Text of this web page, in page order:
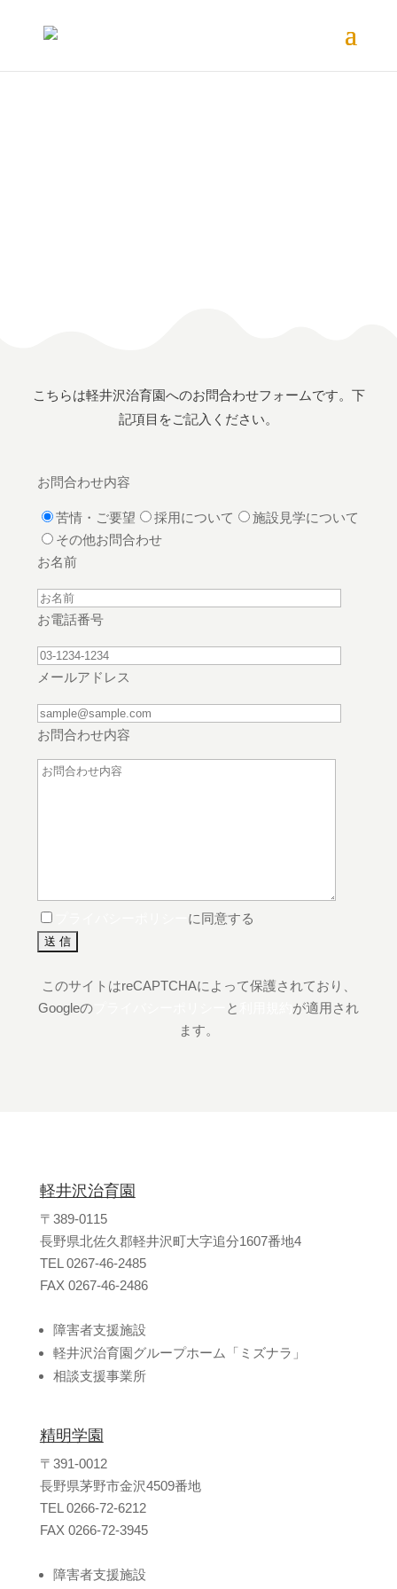
こちらは軽井沢治育園へのお問合わせフォームです。下
記項目をご記入ください。
お問合わせ内容
苦情・ご要望 採用について
施設見学について
その他お問合わせ
お名前
お電話番号
メールアドレス
お問合わせ内容
に同意する
このサイトはreCAPTCHAによって保護されており、
Googleの
と
が適用され
ます。
軽井沢治育園
〒389-0115
長野県北佐久郡軽井沢町大字追分1607番地4
TEL 0267-46-2485
FAX 0267-46-2486
障害者支援施設
軽井沢治育園グループホーム「ミズナラ」
相談支援事業所
精明学園
〒391-0012
長野県茅野市金沢4509番地
TEL 0266-72-6212
FAX 0266-72-3945
障害者支援施設